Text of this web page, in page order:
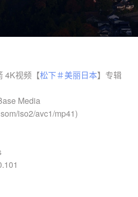
4K视频【松下＃美丽日本】专辑
Media
iso2/avc1/mp41)